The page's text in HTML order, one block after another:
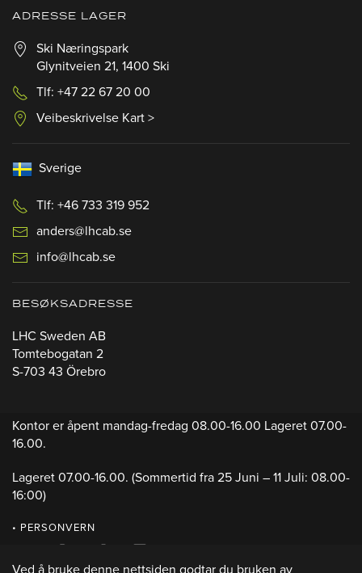
ADRESSE LAGER
Ski Næringspark
Glynitveien 21, 1400 Ski
Tlf: +47 22 67 20 00
Veibeskrivelse Kart >
Sverige
Tlf: +46 733 319 952
anders@lhcab.se
info@lhcab.se
BESØKSADRESSE
LHC Sweden AB
Tomtebogatan 2
S-703 43 Örebro
Kontor er åpent mandag-fredag 08.00-16.00 Lageret 07.00-
16.00.
Lageret 07.00-16.00. (Sommertid fra 25 Juni – 11 Juli: 08.00-
16:00)
• PERSONVERN
Ved å bruke denne nettsiden godtar du bruken av